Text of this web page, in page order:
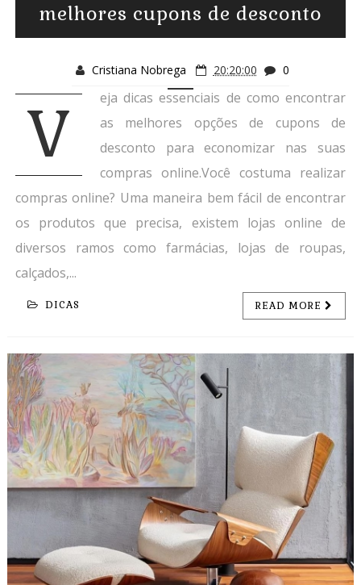
melhores cupons de desconto
Cristiana Nobrega 20:20:00 0
V
eja dicas essenciais de como encontrar
as melhores opções de cupons de
desconto para economizar nas suas
compras online.Você costuma realizar
compras online? Uma maneira bem fácil de encontrar
os produtos que precisa, existem lojas online de
diversos ramos como farmácias, lojas de roupas,
calçados,...
DICAS READ MORE